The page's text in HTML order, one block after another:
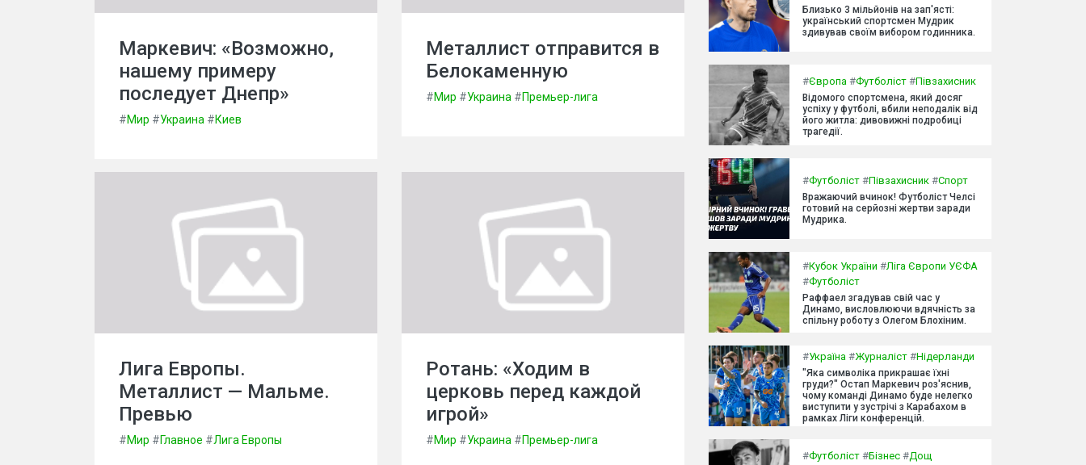
Маркевич: «Возможно,
нашему примеру
последует Днепр»
#Мир #Украина #Киев
Металлист отправится в
Белокаменную
#Мир #Украина #Премьер-лига
Лига Европы.
Металлист — Мальме.
Превью
#Мир #Главное #Лига Европы
Ротань: «Ходим в
церковь перед каждой
игрой»
#Мир #Украина #Премьер-лига
Близько 3 мільйонів на зап'ясті:
український спортсмен Мудрик
здивував своїм вибором годинника.
#Європа #Футболіст #Півзахисник
Відомого спортсмена, який досяг
успіху у футболі, вбили неподалік від
його житла: дивовижні подробиці
трагедії.
#Футболіст #Півзахисник #Спорт
Вражаючий вчинок! Футболіст Челсі
готовий на серйозні жертви заради
Мудрика.
#Кубок України #Ліга Європи УЄФА
#Футболіст
Раффаел згадував свій час у
Динамо, висловлюючи вдячність за
спільну роботу з Олегом Блохіним.
#Україна #Журналіст #Нідерланди
"Яка символіка прикрашає їхні
груди?" Остап Маркевич роз'яснив,
чому команді Динамо буде нелегко
виступити у зустрічі з Карабахом в
рамках Ліги конференцій.
#Футболіст #Бізнес #Дощ